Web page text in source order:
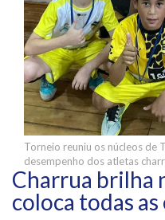
Torneio reuniu os núcleos de
desempenho dos atletas
Charrua brilha
coloca todas